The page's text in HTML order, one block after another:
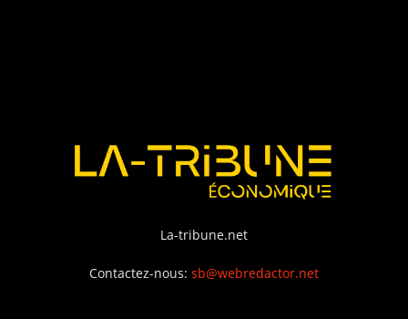
La-tribune.net
Contactez-nous: sb@webredactor.net